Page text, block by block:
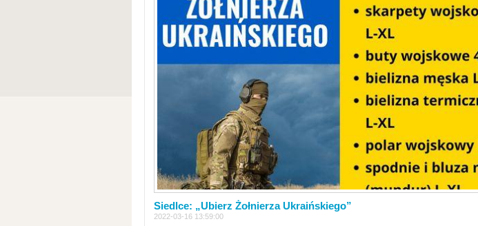
Siedlce: „Ubierz Żołnierza Ukraińskiego”
2022-03-16 13:59:00